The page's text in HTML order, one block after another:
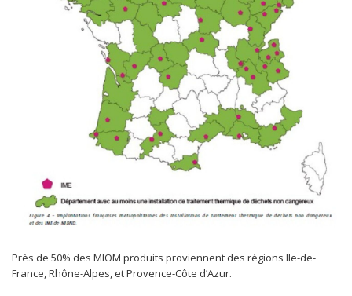
Près de 50% des MIOM produits proviennent des régions Ile-de-
France, Rhône-Alpes, et Provence-Côte d’Azur.